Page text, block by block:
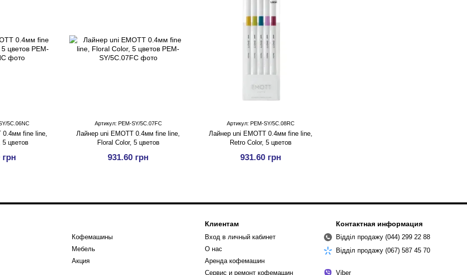
5C.06NC
0.4мм fine line,
5 цветов
грн
Артикул: PEM-SY/5C.07FC
Лайнер uni EMOTT 0.4мм fine line,
Floral Color, 5 цветов
931.60 грн
Артикул: PEM-SY/5C.08RC
Лайнер uni EMOTT 0.4мм fine line,
Retro Color, 5 цветов
931.60 грн
Кофемашины
Мебель
Акция
Клиентам
Вход в личный кабинет
О нас
Аренда кофемашин
Сервис и ремонт кофемашин
Контактная информация
Відділ продажу (044) 299 22 88
Відділ продажу (067) 587 45 70
Viber